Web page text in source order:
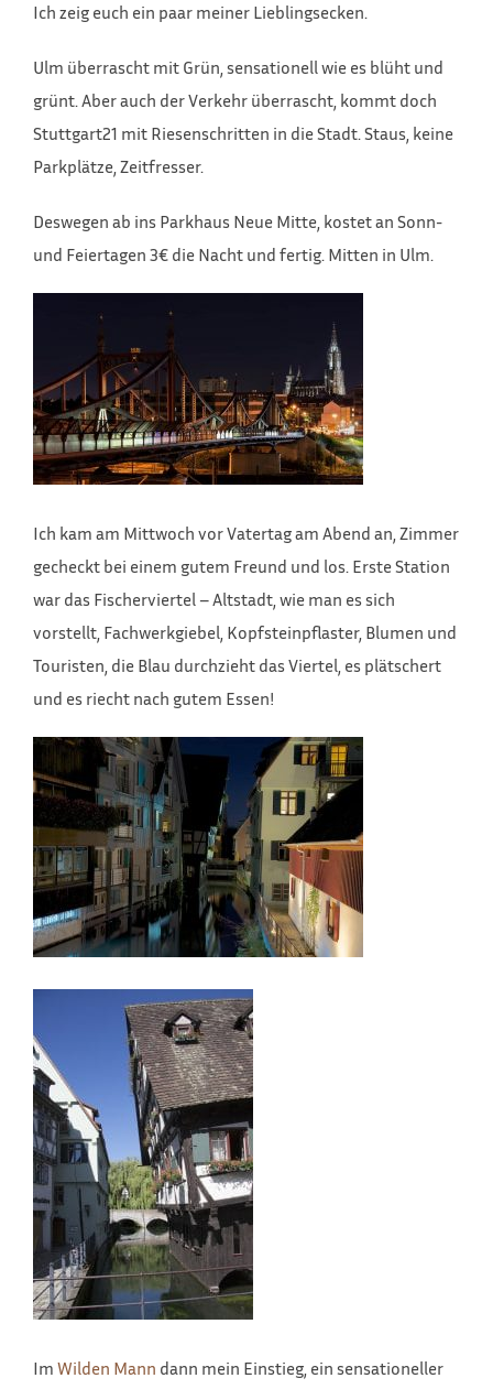
Ich zeig euch ein paar meiner Lieblingsecken.
Ulm überrascht mit Grün, sensationell wie es blüht und
grünt. Aber auch der Verkehr überrascht, kommt doch
Stuttgart21 mit Riesenschritten in die Stadt. Staus, keine
Parkplätze, Zeitfresser.
Deswegen ab ins Parkhaus Neue Mitte, kostet an Sonn-
und Feiertagen 3€ die Nacht und fertig. Mitten in Ulm.
Ich kam am Mittwoch vor Vatertag am Abend an, Zimmer
gecheckt bei einem gutem Freund und los. Erste Station
war das Fischerviertel – Altstadt, wie man es sich
vorstellt, Fachwerkgiebel, Kopfsteinpflaster, Blumen und
Touristen, die Blau durchzieht das Viertel, es plätschert
und es riecht nach gutem Essen!
Im Wilden Mann dann mein Einstieg, ein sensationeller